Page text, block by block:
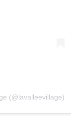
(@lavalleevillage)